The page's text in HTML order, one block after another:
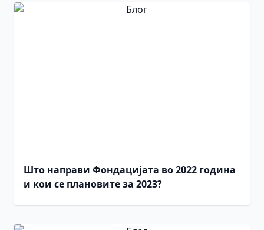
Што направи Фондацијата во 2022 година
и кои се плановите за 2023?